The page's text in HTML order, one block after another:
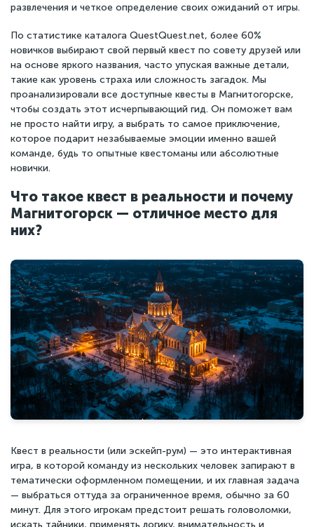
развлечения и четкое определение своих ожиданий от игры.
По статистике каталога QuestQuest.net, более 60%
новичков выбирают свой первый квест по совету друзей или
на основе яркого названия, часто упуская важные детали,
такие как уровень страха или сложность загадок. Мы
проанализировали все доступные квесты в Магнитогорске,
чтобы создать этот исчерпывающий гид. Он поможет вам
не просто найти игру, а выбрать то самое приключение,
которое подарит незабываемые эмоции именно вашей
команде, будь то опытные квестоманы или абсолютные
новички.
Что такое квест в реальности и почему
Магнитогорск — отличное место для
них?
Квест в реальности (или эскейп-рум) — это интерактивная
игра, в которой команду из нескольких человек запирают в
тематически оформленном помещении, и их главная задача
— выбраться оттуда за ограниченное время, обычно за 60
минут. Для этого игрокам предстоит решать головоломки,